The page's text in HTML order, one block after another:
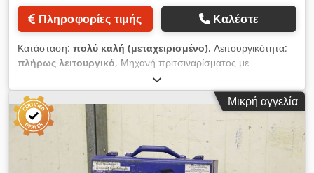
Πληροφορίες τιμής Καλέστε
Κατάσταση: πολύ καλή (μεταχειρισμένο), Λειτουργικότητα:
πλήρως λειτουργικό, Μηχανή πριτσιναρίσματος με
πνευματικά ελεγχόμενο περιστρεφόμενο τραπέζι 6 θέσεων.
Ενεργοποίηση της διαδικασίας πριτσιναρίσματος με
ποδοδιακόπτη. Μέγιστη διάμετρος άξονα πριτσινιού για
ατσάλινα πριτσίνια: Ø 8 mm. Διαδρομή εργασίας ρυθμιζόμενη
από 5 έως 40 mm. Υπάρχει διαθέσιμο βίντεο λειτουργίας που
μπορεί να αποσταλεί. Πολύ καλή κατάσταση, άμεσα διαθέσιμο!
Dedszlqz Topfx Akvsck
Μικρή αγγελία